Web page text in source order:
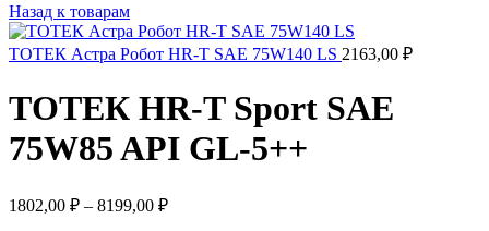
Назад к товарам
ТОТЕК Астра Робот HR-T SAE 75W140 LS 2163,00 ₽
ТОТЕК HR-T Sport SAE
75W85 API GL-5++
1802,00 ₽ – 8199,00 ₽